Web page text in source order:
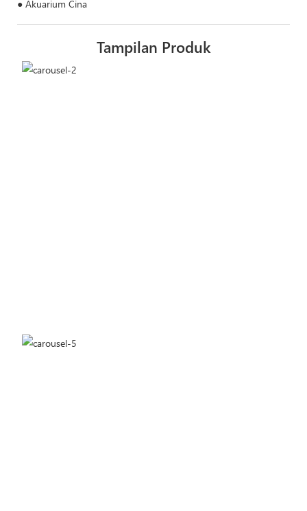
● Akuarium Cina
Tampilan Produk